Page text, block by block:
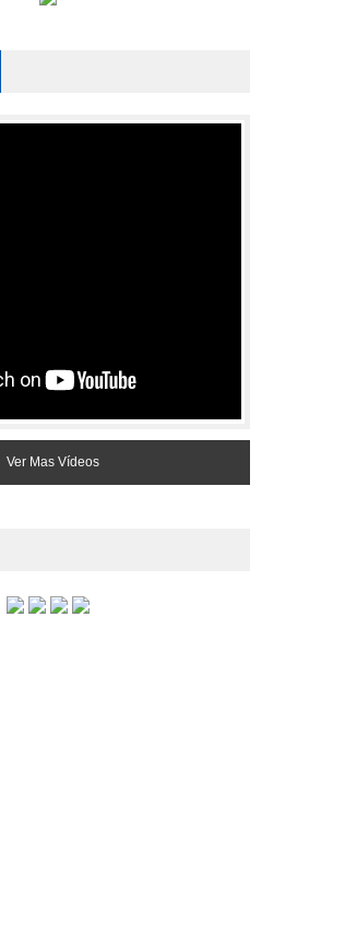
Ver Mas Vídeos